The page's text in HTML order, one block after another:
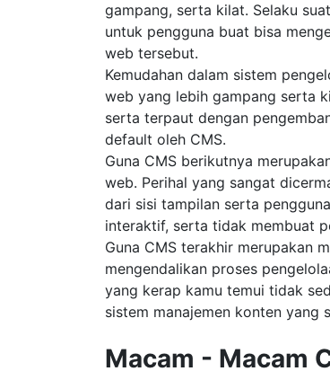
gampang, serta kilat. Selaku
untuk pengguna buat bisa
web tersebut.
Kemudahan dalam sistem
web yang lebih gampang serta
serta terpaut dengan
default oleh CMS.
Guna CMS berikutnya
web. Perihal yang sangat
dari sisi tampilan serta
interaktif, serta tidak membuat
Guna CMS terakhir merupakan
mengendalikan proses
yang kerap kamu temui tidak
sistem manajemen konten yang
Macam - Macam